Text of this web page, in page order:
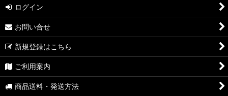
ログイン
お問い合せ
新規登録はこちら
ご利用案内
商品送料・発送方法